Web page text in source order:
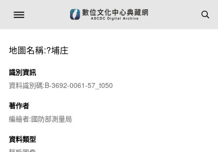
地圖名稱:?埔庄
識別資訊
資料識別碼:B-3692-0061-57_t050
著作者
編繪者:國防部測量局
資料類型